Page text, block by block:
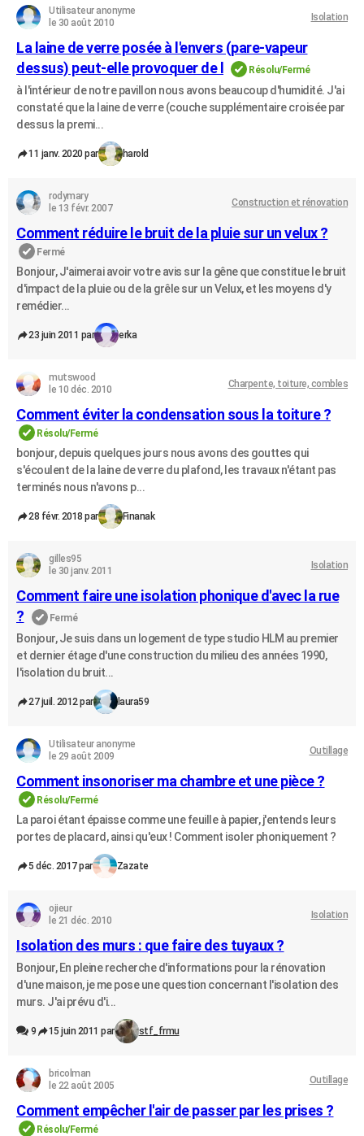
Utilisateur anonyme
le 30 août 2010
Isolation
La laine de verre posée à l'envers (pare-vapeur
dessus) peut-elle provoquer de l
Résolu/Fermé
à l'intérieur de notre pavillon nous avons beaucoup d'humidité. J'ai
constaté que la laine de verre (couche supplémentaire croisée par
dessus la premi...
11 janv. 2020 par harold
rodymary
le 13 févr. 2007
Construction et rénovation
Comment réduire le bruit de la pluie sur un velux ?
Fermé
Bonjour, J'aimerai avoir votre avis sur la gêne que constitue le bruit
d'impact de la pluie ou de la grêle sur un Velux, et les moyens d'y
remédier...
23 juin 2011 par erka
mutswood
le 10 déc. 2010
Charpente, toiture, combles
Comment éviter la condensation sous la toiture ?
Résolu/Fermé
bonjour, depuis quelques jours nous avons des gouttes qui
s'écoulent de la laine de verre du plafond, les travaux n'étant pas
terminés nous n'avons p...
28 févr. 2018 par Finanak
gilles95
le 30 janv. 2011
Isolation
Comment faire une isolation phonique d'avec la rue
?
Fermé
Bonjour, Je suis dans un logement de type studio HLM au premier
et dernier étage d'une construction du milieu des années 1990,
l'isolation du bruit...
27 juil. 2012 par laura59
Utilisateur anonyme
le 29 août 2009
Outillage
Comment insonoriser ma chambre et une pièce ?
Résolu/Fermé
La paroi étant épaisse comme une feuille à papier, j'entends leurs
portes de placard, ainsi qu'eux ! Comment isoler phoniquement ?
5 déc. 2017 par Zazate
ojieur
le 21 déc. 2010
Isolation
Isolation des murs : que faire des tuyaux ?
Bonjour, En pleine recherche d'informations pour la rénovation
d'une maison, je me pose une question concernant l'isolation des
murs. J'ai prévu d'i...
9 15 juin 2011 par stf_frmu
bricolman
le 22 août 2005
Outillage
Comment empêcher l'air de passer par les prises ?
Résolu/Fermé